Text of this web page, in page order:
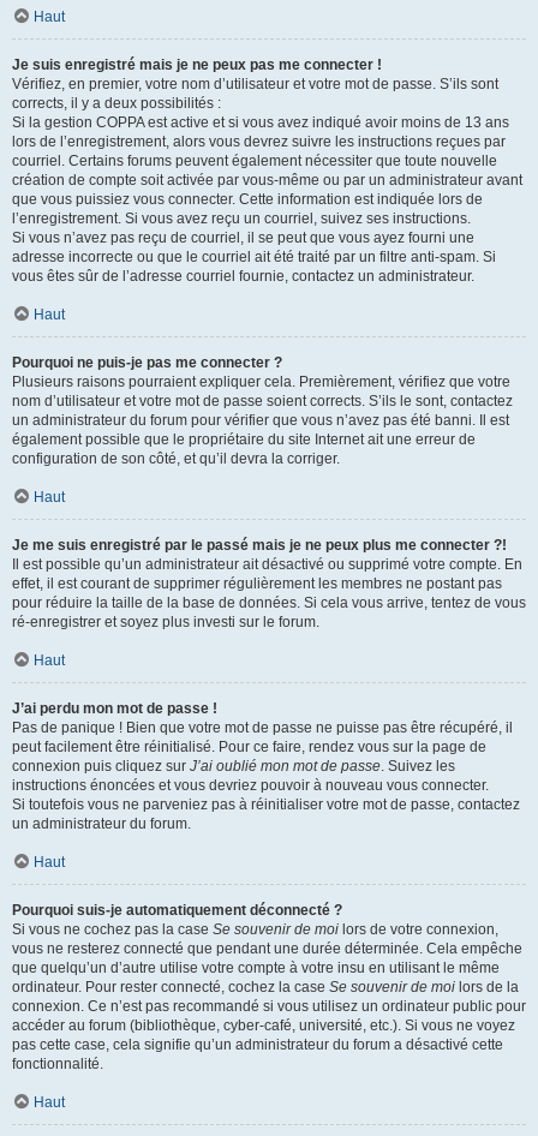
Haut
Je suis enregistré mais je ne peux pas me connecter !
Vérifiez, en premier, votre nom d’utilisateur et votre mot de passe. S’ils sont
corrects, il y a deux possibilités :
Si la gestion COPPA est active et si vous avez indiqué avoir moins de 13 ans
lors de l’enregistrement, alors vous devrez suivre les instructions reçues par
courriel. Certains forums peuvent également nécessiter que toute nouvelle
création de compte soit activée par vous-même ou par un administrateur avant
que vous puissiez vous connecter. Cette information est indiquée lors de
l’enregistrement. Si vous avez reçu un courriel, suivez ses instructions.
Si vous n’avez pas reçu de courriel, il se peut que vous ayez fourni une
adresse incorrecte ou que le courriel ait été traité par un filtre anti-spam. Si
vous êtes sûr de l’adresse courriel fournie, contactez un administrateur.
Haut
Pourquoi ne puis-je pas me connecter ?
Plusieurs raisons pourraient expliquer cela. Premièrement, vérifiez que votre
nom d’utilisateur et votre mot de passe soient corrects. S’ils le sont, contactez
un administrateur du forum pour vérifier que vous n’avez pas été banni. Il est
également possible que le propriétaire du site Internet ait une erreur de
configuration de son côté, et qu’il devra la corriger.
Haut
Je me suis enregistré par le passé mais je ne peux plus me connecter ?!
Il est possible qu’un administrateur ait désactivé ou supprimé votre compte. En
effet, il est courant de supprimer régulièrement les membres ne postant pas
pour réduire la taille de la base de données. Si cela vous arrive, tentez de vous
ré-enregistrer et soyez plus investi sur le forum.
Haut
J’ai perdu mon mot de passe !
Pas de panique ! Bien que votre mot de passe ne puisse pas être récupéré, il
peut facilement être réinitialisé. Pour ce faire, rendez vous sur la page de
connexion puis cliquez sur J’ai oublié mon mot de passe. Suivez les
instructions énoncées et vous devriez pouvoir à nouveau vous connecter.
Si toutefois vous ne parveniez pas à réinitialiser votre mot de passe, contactez
un administrateur du forum.
Haut
Pourquoi suis-je automatiquement déconnecté ?
Si vous ne cochez pas la case Se souvenir de moi lors de votre connexion,
vous ne resterez connecté que pendant une durée déterminée. Cela empêche
que quelqu’un d’autre utilise votre compte à votre insu en utilisant le même
ordinateur. Pour rester connecté, cochez la case Se souvenir de moi lors de la
connexion. Ce n’est pas recommandé si vous utilisez un ordinateur public pour
accéder au forum (bibliothèque, cyber-café, université, etc.). Si vous ne voyez
pas cette case, cela signifie qu’un administrateur du forum a désactivé cette
fonctionnalité.
Haut